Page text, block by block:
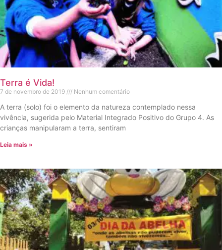
Terra é Vida!
7 de novembro de 2019 Nenhum comentário
A terra (solo) foi o elemento da natureza contemplado nessa
vivência, sugerida pelo Material Integrado Positivo do Grupo 4. As
crianças manipularam a terra, sentiram
Leia mais »